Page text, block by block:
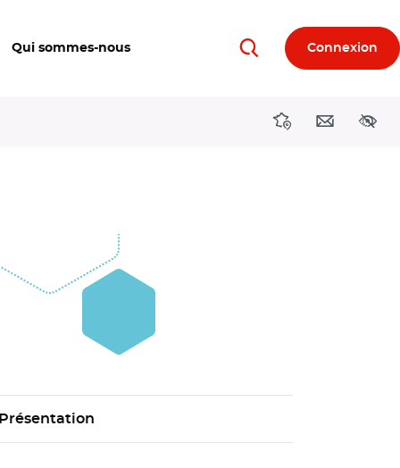
Qui sommes-nous RechercherConnexion
DirectionsContact
Présentation